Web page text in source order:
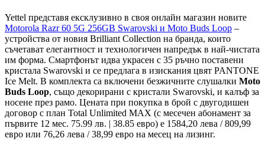
Yettel представя ексклузивно в своя онлайн магазин новите
Motorola Razr 60 5G 256GB Swarovski и Moto Buds Loop –
устройства от новия Brilliant Collection на бранда, които
съчетават елегантност и технологичен напредък в най-чистата
им форма. Смартфонът идва украсен с 35 ръчно поставени
кристала Swarovski и се предлага в изискания цвят PANTONE
Ice Melt. В комплекта са включени безжичните слушалки Moto
Buds Loop, също декорирани с кристали Swarovski, и калъф за
носене през рамо. Цената при покупка в брой с двугодишен
договор с план Total Unlimited MAX (с месечен абонамент за
първите 12 мес. 75.99 лв. | 38.85 евро) е 1584,20 лева / 809,99
евро или 76,26 лева / 38,99 евро на месец на лизинг.